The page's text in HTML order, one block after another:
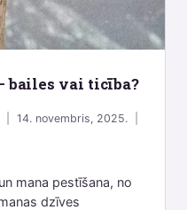
bailes vai ticība?
14. novembris, 2025.
mana pestīšana, no
dzīves